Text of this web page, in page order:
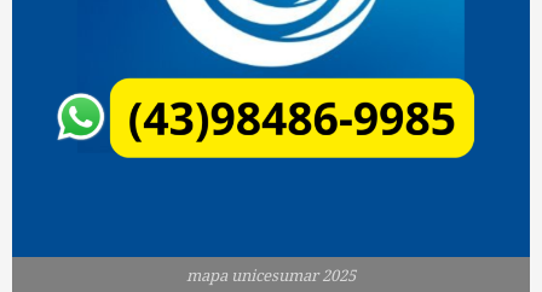
mapa unicesumar 2025